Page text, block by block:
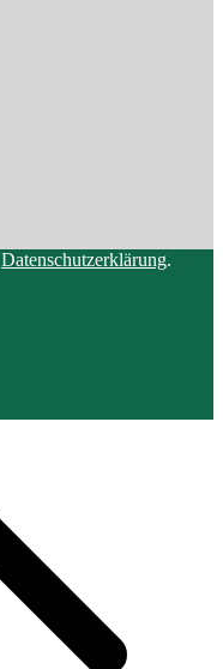
Datenschutzerklärung.